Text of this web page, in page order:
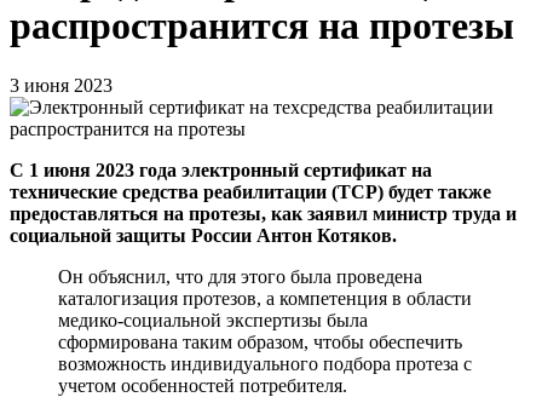
распространится на протезы
3 июня 2023
С 1 июня 2023 года электронный сертификат на
технические средства реабилитации (ТСР) будет также
предоставляться на протезы, как заявил министр труда и
социальной защиты России Антон Котяков.
Он объяснил, что для этого была проведена
каталогизация протезов, а компетенция в области
медико-социальной экспертизы была
сформирована таким образом, чтобы обеспечить
возможность индивидуального подбора протеза с
учетом особенностей потребителя.